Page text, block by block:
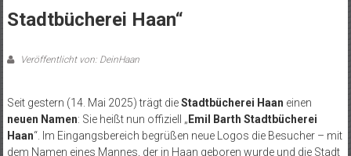
Stadtbücherei Haan“
Veröffentlicht von: DeinHaan
Seit gestern (14. Mai 2025) trägt dieStadtbücherei Haan einen
neuen Namen: Sie heißt nun offiziell „ Emil Barth Stadtbücherei
Haan“. Im Eingangsbereich begrüßen neue Logos die Besucher – mit
dem Namen eines Mannes, der in Haan geboren wurde und die Stadt